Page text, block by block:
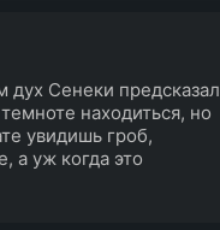
дух Сенеки предсказал
находиться, но
увидишь гроб,
а уж когда это